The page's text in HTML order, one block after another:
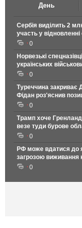
День
Сербія виділить 2
участь у відновленні
0
Норвезькі
українських
0
Туреччина
Фідан роз'яснив
0
Трамп хоче
везе туди бурове
0
РФ може вдатися до
загрозою виживання
0